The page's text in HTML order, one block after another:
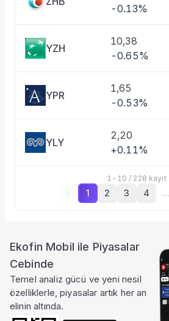
-0.13%
YZH
10,38
-0.65%
YPR
1,65
-0.53%
YLY
2,20
+0.11%
1 - 10 / 228 kayıt
1 2 3 4 …
Ekofin Mobil ile Piyasalar
Cebinde
Temel analiz gücü ve yeni nesil
özelliklerle, piyasalar artık her an
elinin altında.